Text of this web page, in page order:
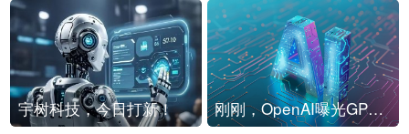
宇树科技，今日打新！ 刚刚，OpenAI曝光GPT-6！传10万亿参数，8月强行发布